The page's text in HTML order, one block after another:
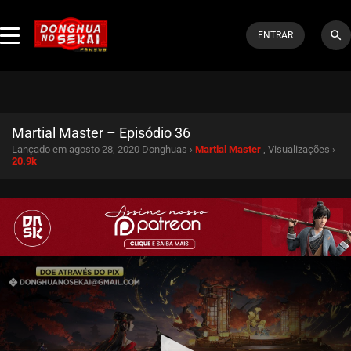
ENTRAR search
Martial Master – Episódio 36
Lançado em agosto 28, 2020 Donghuas › Martial Master , Visualizações ›
20.9k